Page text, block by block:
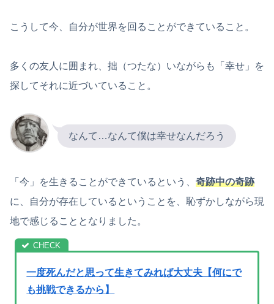
こうして今、自分が世界を回ることができていること。
多くの友人に囲まれ、拙（つたな）いながらも「幸せ」を
探してそれに近づいていること。
なんて…なんて僕は幸せなんだろう
「今」を生きることができているという、 奇跡中の奇跡
に、自分が存在しているということを、恥ずかしながら現
地で感じることとなりました。
一度死んだと思って生きてみれば大丈夫【何にで
も挑戦できるから】